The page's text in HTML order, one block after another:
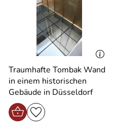
Traumhafte Tombak Wand
in einem historischen
Gebäude in Düsseldorf